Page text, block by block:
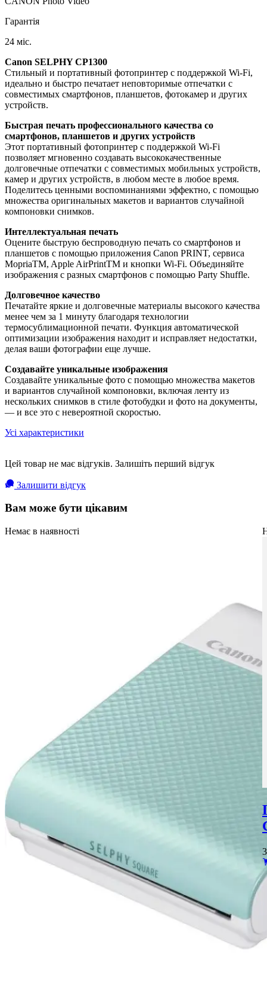
Гарантія
24 міс.
Canon SELPHY CP1300
Стильный и портативный фотопринтер с поддержкой Wi-Fi,
идеально и быстро печатает неповторимые отпечатки с
совместимых смартфонов, планшетов, фотокамер и других
устройств.
Быстрая печать профессионального качества со
смартфонов, планшетов и других устройств
Этот портативный фотопринтер с поддержкой Wi-Fi
позволяет мгновенно создавать высококачественные
долговечные отпечатки с совместимых мобильных устройств,
камер и других устройств, в любом месте в любое время.
Поделитесь ценными воспоминаниями эффектно, с помощью
множества оригинальных макетов и вариантов случайной
компоновки снимков.
Интеллектуальная печать
Оцените быструю беспроводную печать со смартфонов и
планшетов с помощью приложения Canon PRINT, сервиса
MopriaTM, Apple AirPrintTM и кнопки Wi-Fi. Объединяйте
изображения с разных смартфонов с помощью Party Shuffle.
Долговечное качество
Печатайте яркие и долговечные материалы высокого качества
менее чем за 1 минуту благодаря технологии
термосублимационной печати. Функция автоматической
оптимизации изображения находит и исправляет недостатки,
делая ваши фотографии еще лучше.
Создавайте уникальные изображения
Создавайте уникальные фото с помощью множества макетов
и вариантов случайной компоновки, включая ленту из
нескольких снимков в стиле фотобудки и фото на документы,
— и все это с невероятной скоростью.
Усі характеристики
Цей товар не має відгуків. Залишіть перший відгук
Залишити відгук
Вам може бути цікавим
Немає в наявності